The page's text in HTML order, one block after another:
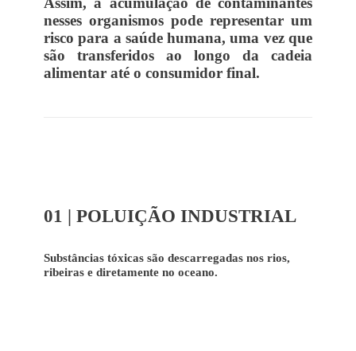
nesses organismos pode representar um
risco para a saúde humana, uma vez que
são transferidos ao longo da cadeia
alimentar até o consumidor final.
01 | POLUIÇÃO INDUSTRIAL
Substâncias tóxicas são descarregadas nos rios,
ribeiras e diretamente no oceano.